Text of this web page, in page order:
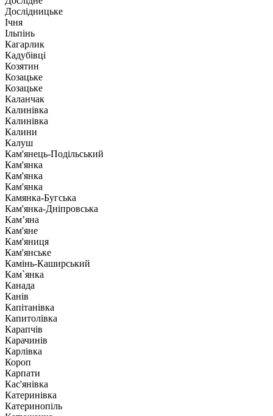
Дослідницьке
Ічня
Ільпінь
Кагарлик
Кадубівці
Козятин
Козацьке
Козацьке
Каланчак
Калинівка
Калинівка
Калини
Калуш
Кам'янець-Подільський
Кам'янка
Кам'янка
Кам'янка
Камянка-Бугська
Кам'янка-Дніпровська
Кам’яна
Кам'яне
Кам'яниця
Кам'янське
Камінь-Каширський
Кам`янка
Канада
Канів
Капітанівка
Капитолівка
Карапчів
Карачинів
Карлівка
Короп
Карпати
Кас'янівка
Катеринівка
Катеринопіль